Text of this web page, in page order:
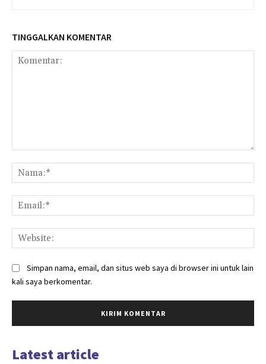
TINGGALKAN KOMENTAR
Simpan nama, email, dan situs web saya di browser ini untuk lain
kali saya berkomentar.
Latest article